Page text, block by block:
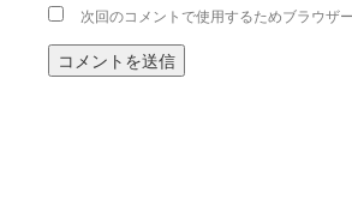
次回のコメントで使用するためブラウザ